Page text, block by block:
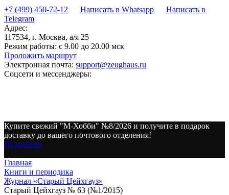
+7 (499) 450-72-12
Написать в Whatsapp
Написать в
Telegram
Адрес:
117534, г. Москва, а/я 25
Режим работы: с 9.00 до 20.00 мск
Проложить маршрут
Электронная почта: support@zeughaus.ru
Соцсети и мессенджеры:
Купите свежий "М-Хобби" №8/2026 и получите в подарок
доставку до вашего почтового отделения!
Подробнее
Главная
Книги и периодика
Журнал «Старый Цейхгауз»
Старый Цейхгауз № 63 (№1/2015)